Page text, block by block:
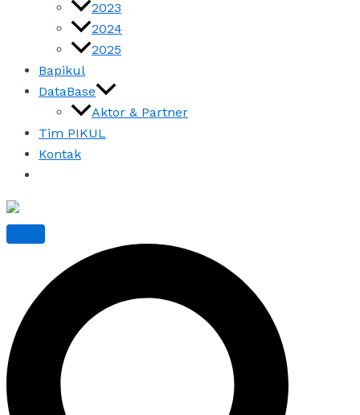
2023
2024
2025
Bapikul
DataBase
Aktor & Partner
Tim PIKUL
Kontak